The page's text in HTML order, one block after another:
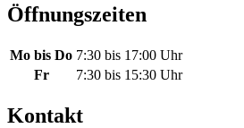
Öffnungszeiten
Mo bis Do 7:30 bis 17:00 Uhr
Fr
7:30 bis 15:30 Uhr
Kontakt